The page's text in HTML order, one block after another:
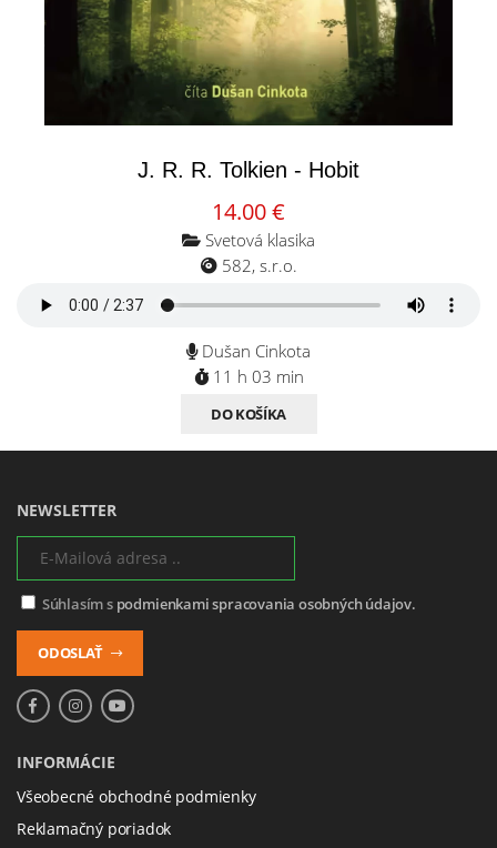
J. R. R. Tolkien - Hobit
14.00 €
Svetová klasika
582, s.r.o.
Dušan Cinkota
11 h 03 min
DO KOŠÍKA
NEWSLETTER
Súhlasím s podmienkami spracovania osobných údajov.
ODOSLAŤ
INFORMÁCIE
Všeobecné obchodné podmienky
Reklamačný poriadok